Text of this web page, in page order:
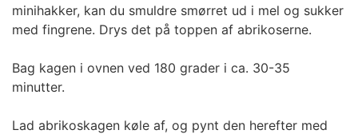
minihakker, kan du smuldre smørret ud i mel og sukker
med fingrene. Drys det på toppen af abrikoserne.
Bag kagen i ovnen ved 180 grader i ca. 30-35
minutter.
Lad abrikoskagen køle af, og pynt den herefter med